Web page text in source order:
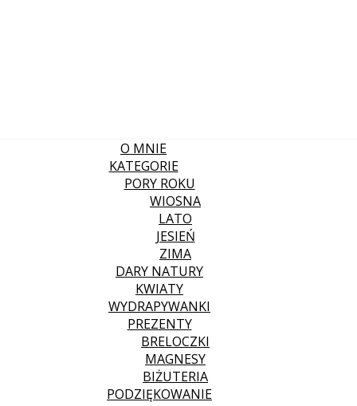
O MNIE
KATEGORIE
PORY ROKU
WIOSNA
LATO
JESIEŃ
ZIMA
DARY NATURY
KWIATY
WYDRAPYWANKI
PREZENTY
BRELOCZKI
MAGNESY
BIŻUTERIA
PODZIĘKOWANIE